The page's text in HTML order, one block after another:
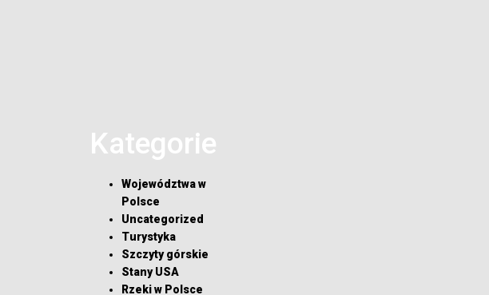
Kategorie
Województwa w
Polsce
Uncategorized
Turystyka
Szczyty górskie
Stany USA
Rzeki w Polsce